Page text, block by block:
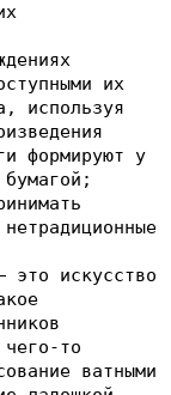
их
используя
формируют у
искусство
чего-то
ватными